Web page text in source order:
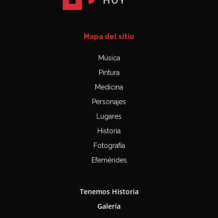
Mapa del sitio
Música
Pintura
Medicina
Personajes
Lugares
Historia
Fotografía
Efemérides
Tenemos Historia
Galería